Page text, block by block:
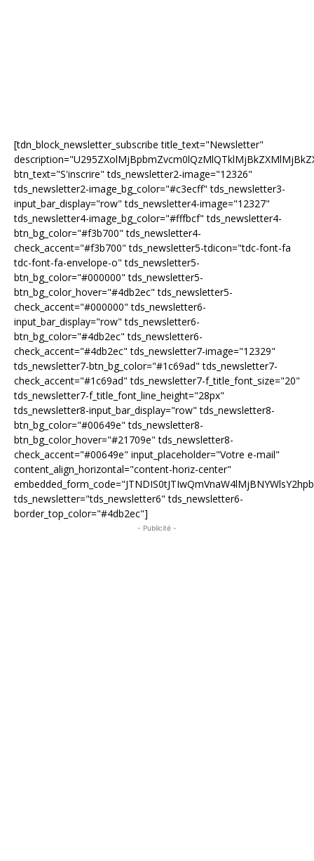
[tdn_block_newsletter_subscribe title_text="Newsletter"
btn_text="S'inscrire" tds_newsletter2-image="12326"
tds_newsletter2-image_bg_color="#c3ecff" tds_newsletter3-
input_bar_display="row" tds_newsletter4-image="12327"
tds_newsletter4-image_bg_color="#fffbcf" tds_newsletter4-
btn_bg_color="#f3b700" tds_newsletter4-
check_accent="#f3b700" tds_newsletter5-tdicon="tdc-font-fa
tdc-font-fa-envelope-o" tds_newsletter5-
btn_bg_color="#000000" tds_newsletter5-
btn_bg_color_hover="#4db2ec" tds_newsletter5-
check_accent="#000000" tds_newsletter6-
input_bar_display="row" tds_newsletter6-
btn_bg_color="#4db2ec" tds_newsletter6-
check_accent="#4db2ec" tds_newsletter7-image="12329"
tds_newsletter7-btn_bg_color="#1c69ad" tds_newsletter7-
check_accent="#1c69ad" tds_newsletter7-f_title_font_size="20"
tds_newsletter7-f_title_font_line_height="28px"
tds_newsletter8-input_bar_display="row" tds_newsletter8-
btn_bg_color="#00649e" tds_newsletter8-
btn_bg_color_hover="#21709e" tds_newsletter8-
check_accent="#00649e" input_placeholder="Votre e-mail"
content_align_horizontal="content-horiz-center"
tds_newsletter="tds_newsletter6" tds_newsletter6-
border_top_color="#4db2ec"]
- Publicité -